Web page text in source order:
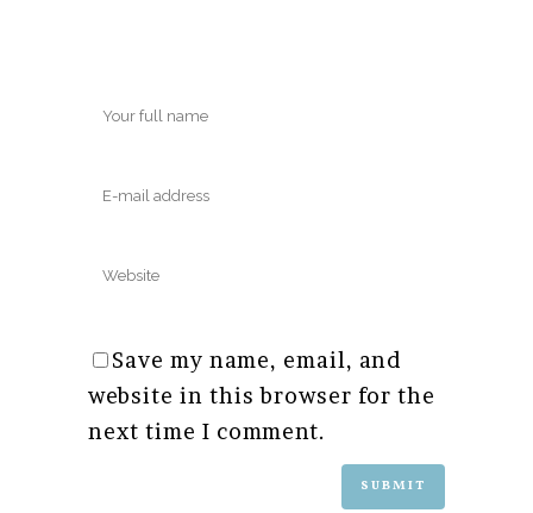
Save my name, email, and
website in this browser for the
next time I comment.